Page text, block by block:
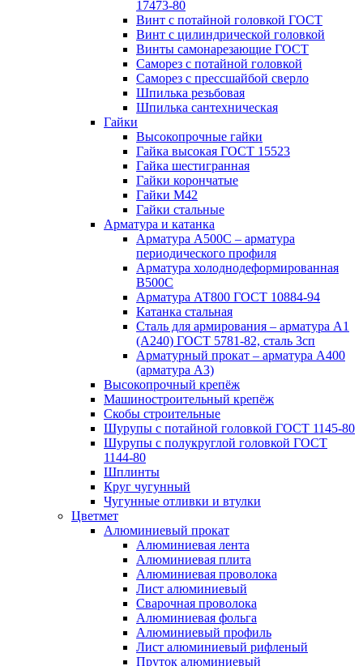
17473-80
Винт с потайной головкой ГОСТ
Винт с цилиндрической головкой
Винты самонарезающие ГОСТ
Саморез с потайной головкой
Саморез с прессшайбой сверло
Шпилька резьбовая
Шпилька сантехническая
Гайки
Высокопрочные гайки
Гайка высокая ГОСТ 15523
Гайка шестигранная
Гайки корончатые
Гайки М42
Гайки стальные
Арматура и катанка
Арматура А500С – арматура
периодического профиля
Арматура холоднодеформированная
В500С
Арматура АТ800 ГОСТ 10884-94
Катанка стальная
Сталь для армирования – арматура А1
(А240) ГОСТ 5781-82, сталь 3сп
Арматурный прокат – арматура А400
(арматура А3)
Высокопрочный крепёж
Машиностроительный крепёж
Скобы строительные
Шурупы с потайной головкой ГОСТ 1145-80
Шурупы с полукруглой головкой ГОСТ
1144-80
Шплинты
Круг чугунный
Чугунные отливки и втулки
Цветмет
Алюминиевый прокат
Алюминиевая лента
Алюминиевая плита
Алюминиевая проволока
Лист алюминиевый
Сварочная проволока
Алюминиевая фольга
Алюминиевый профиль
Лист алюминиевый рифленый
Пруток алюминиевый